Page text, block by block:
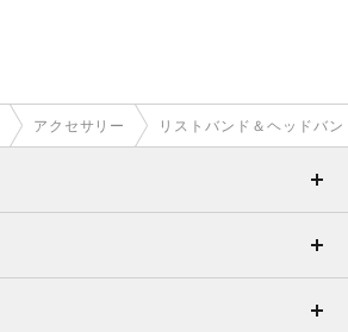
アクセサリー リストバンド＆ヘッドバン